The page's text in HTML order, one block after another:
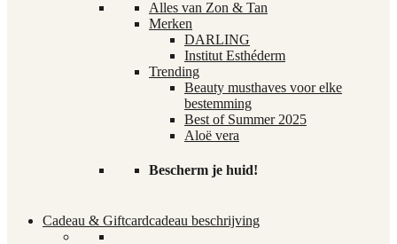
Alles van Zon & Tan
Merken
DARLING
Institut Esthéderm
Trending
Beauty musthaves voor elke
bestemming
Best of Summer 2025
Aloë vera
Bescherm je huid!
Cadeau & Giftcardcadeau beschrijving